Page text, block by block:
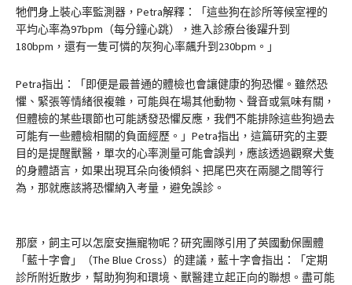
牠們身上裝心率監測器，Petra解釋：「這些狗在診所等候室裡的
平均心率為97bpm（每分鐘心跳），進入診療台後躍升到
180bpm，還有一隻可憐的灰狗心率飆升到230bpm。」
Petra指出：「即便是最普通的體檢也會讓健康的狗恐懼。雖然恐
懼、緊張等情緒很複雜，可能與在場其他動物、聲音或氣味有關，
但體檢的某些環節也可能誘發恐懼反應，我們不能排除這些狗過去
可能有一些體檢相關的負面經歷。」Petra指出，這篇研究的主要
目的是提醒獸醫，單次的心率測量可能會誤判，應該透過觀察犬隻
的身體語言，如果出現耳朵向後傾斜、把尾巴夾在兩腿之間等行
為，那就應該將恐懼納入考量，避免誤診。
那麼，飼主可以怎麼安撫寵物呢？研究團隊引用了英國動保團體
「藍十字會」（The Blue Cross）的建議，藍十字會指出：「定期
診所附近散步，幫助狗狗和環境、獸醫建立起正向的聯想。盡可能